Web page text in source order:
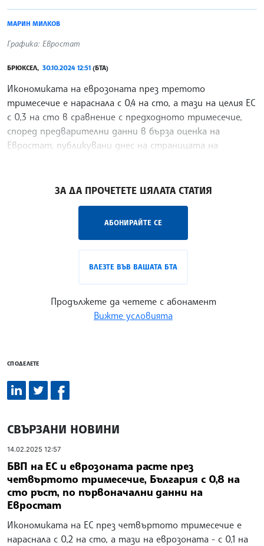
МАРИН МИЛКОВ
Графика: Евростат
БРЮКСЕЛ, 30.10.2024 12:51 (БТА)
Икономиката на еврозоната през третото
тримесечие е нараснала с 0,4 на сто, а тази на целия ЕС
с 0,3 на сто в сравнение с предходното тримесечие,
според предварителни данни в бърза оценка на
Евростат, публикувани днес на страницата на
ЗА ДА ПРОЧЕТЕТЕ ЦЯЛАТА СТАТИЯ
АБОНИРАЙТЕ СЕ
ВЛЕЗТЕ ВЪВ ВАШАТА БТА
Продължете да четете с абонамент
Вижте условията
СПОДЕЛЕТЕ
СВЪРЗАНИ НОВИНИ
14.02.2025 12:57
БВП на ЕС и еврозоната расте през
четвъртото тримесечие, България с 0,8 на
сто ръст, по първоначални данни на
Евростат
Икономиката на ЕС през четвъртото тримесечие е
нараснала с 0,2 на сто, а тази на еврозоната - с 0,1 на